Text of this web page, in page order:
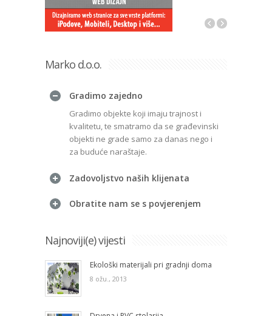
Marko d.o.o.
Gradimo zajedno
Gradimo objekte koji imaju trajnost i
kvalitetu, te smatramo da se građevinski
objekti ne grade samo za danas nego i
za buduće naraštaje.
Zadovoljstvo naših klijenata
Obratite nam se s povjerenjem
Najnoviji(e) vijesti
Ekološki materijali pri gradnji doma
8 ožu., 2013